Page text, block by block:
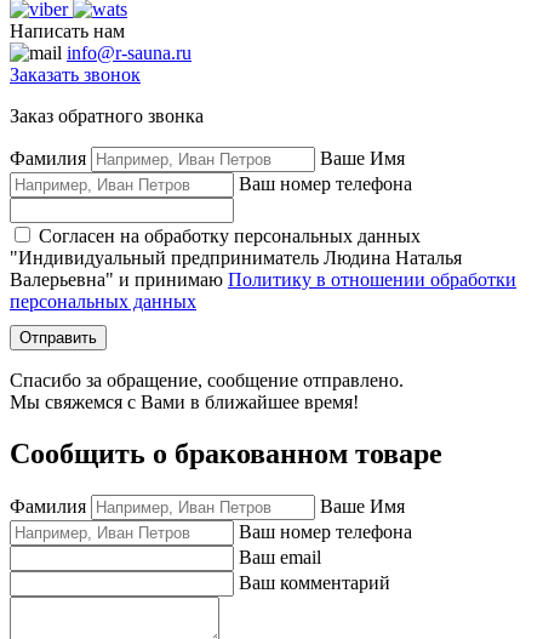
Написать нам
info@r-sauna.ru
Заказать звонок
Заказ обратного звонка
Фамилия
Ваше Имя
Ваш номер телефона
Согласен на обработку персональных данных
"Индивидуальный предприниматель Людина Наталья
Валерьевна" и принимаю Политику в отношении обработки
персональных данных
Отправить
Спасибо за обращение, сообщение отправлено.
Мы свяжемся с Вами в ближайшее время!
Сообщить о бракованном товаре
Фамилия
Ваше Имя
Ваш номер телефона
Ваш email
Ваш комментарий